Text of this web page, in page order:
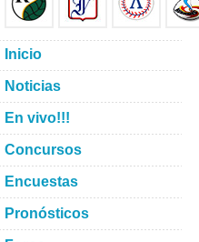
Inicio
Noticias
En vivo!!!
Concursos
Encuestas
Pronósticos